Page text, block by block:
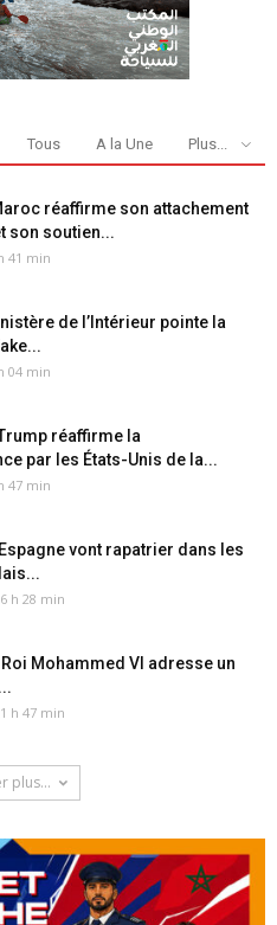
Tous A la Une Plus...
réaffirme son attachement
son soutien...
41 min
de l’Intérieur pointe la
04 min
réaffirme la
par les États-Unis de la...
47 min
vont rapatrier dans les
h 28 min
Mohammed VI adresse un
h 47 min
plus...